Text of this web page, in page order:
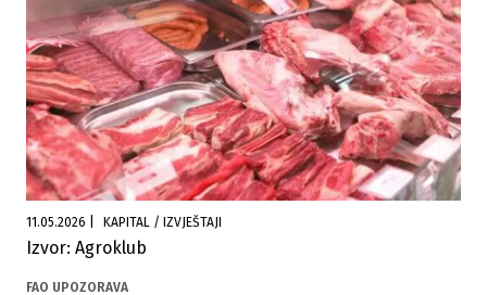
11.05.2026 KAPITAL / IZVJEŠTAJI
Izvor: Agroklub
FAO UPOZORAVA